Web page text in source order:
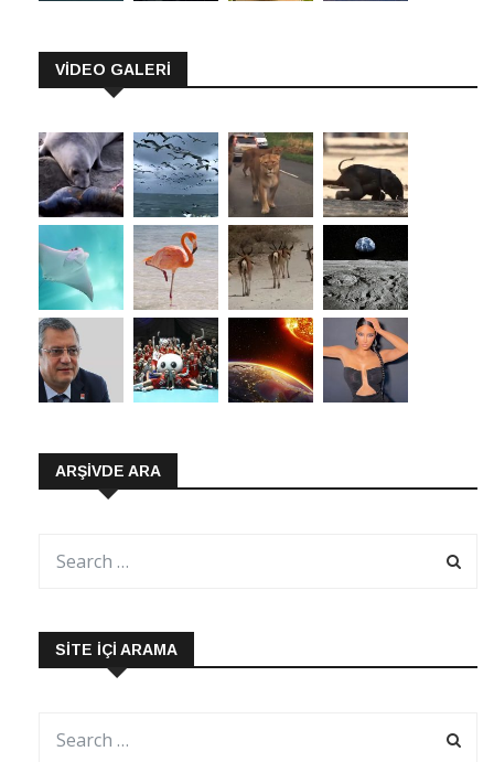
VİDEO GALERİ
ARŞIVDE ARA
SITE İÇI ARAMA